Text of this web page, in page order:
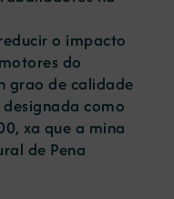
o impacto
do
grao de calidade
como
xa que a mina
de Pena